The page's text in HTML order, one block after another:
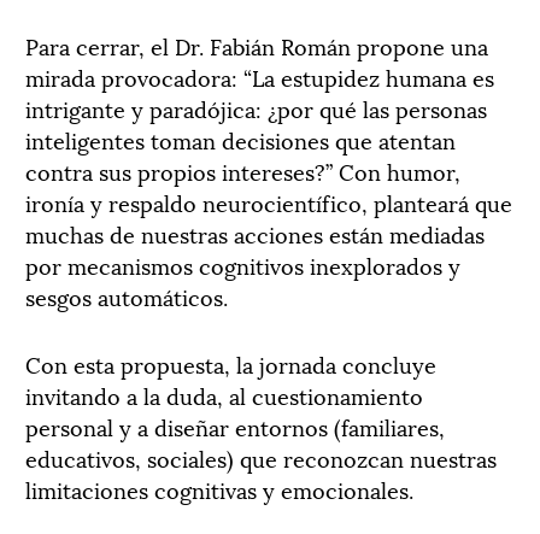
Para cerrar, el Dr. Fabián Román propone una
mirada provocadora: “La estupidez humana es
intrigante y paradójica: ¿por qué las personas
inteligentes toman decisiones que atentan
contra sus propios intereses?” Con humor,
ironía y respaldo neurocientífico, planteará que
muchas de nuestras acciones están mediadas
por mecanismos cognitivos inexplorados y
sesgos automáticos.
Con esta propuesta, la jornada concluye
invitando a la duda, al cuestionamiento
personal y a diseñar entornos (familiares,
educativos, sociales) que reconozcan nuestras
limitaciones cognitivas y emocionales.